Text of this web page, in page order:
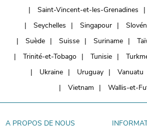
Saint-Vincent-et-les-Grenadines
Seychelles
Singapour
Suède
Suisse Suriname
Trinité-et-Tobago
Tunisie
Ukraine
Uruguay Vanuatu
Vietnam
Wallis-et-
A PROPOS DE NOUS